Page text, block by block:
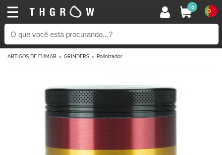
0
ARTIGOS DE FUMAR GRINDERS Polinizador